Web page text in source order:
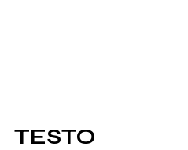
TESTO